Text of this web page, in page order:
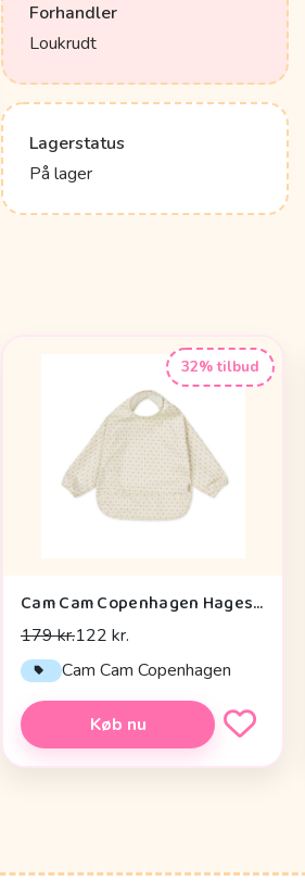
Forhandler
Loukrudt
Lagerstatus
På lager
32% tilbud
Cam Cam Copenhagen Hagesmæk m. Ærmer - Capri
179 kr.122 kr.
Cam Cam Copenhagen
Køb nu